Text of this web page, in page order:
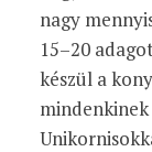
nagy
15–20
készül a
mindenkinek